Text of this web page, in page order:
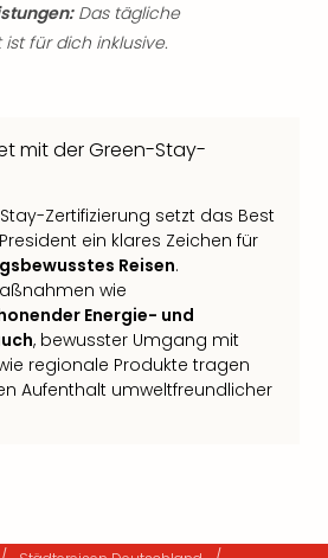
Das tägliche
für dich inklusive.
mit der Green-Stay-
Zertifizierung setzt das Best
ein klares Zeichen für
Reisen.
wie
Energie- und
, bewusster Umgang mit
regionale Produkte tragen
Aufenthalt umweltfreundlicher